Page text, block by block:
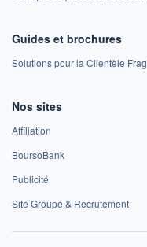
Guides et brochures
Solutions pour la Clientèle
Nos sites
Affiliation
BoursoBank
Publicité
Site Groupe & Recrutement